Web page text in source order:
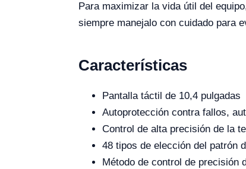
Para maximizar la vida útil del
siempre manejalo con cuidado para
Características
Pantalla táctil de 10,4 pulgadas
Autoprotección contra fallos,
Control de alta precisión de la
48 tipos de elección del patrón
Método de control de precisión